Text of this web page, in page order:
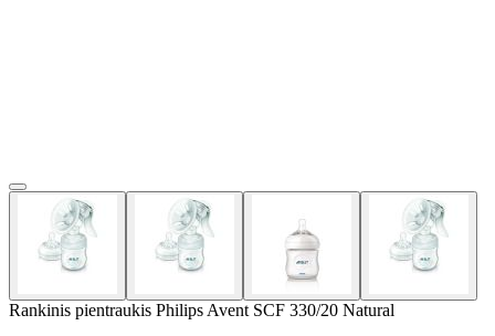
Rankinis pientraukis Philips Avent SCF 330/20 Natural